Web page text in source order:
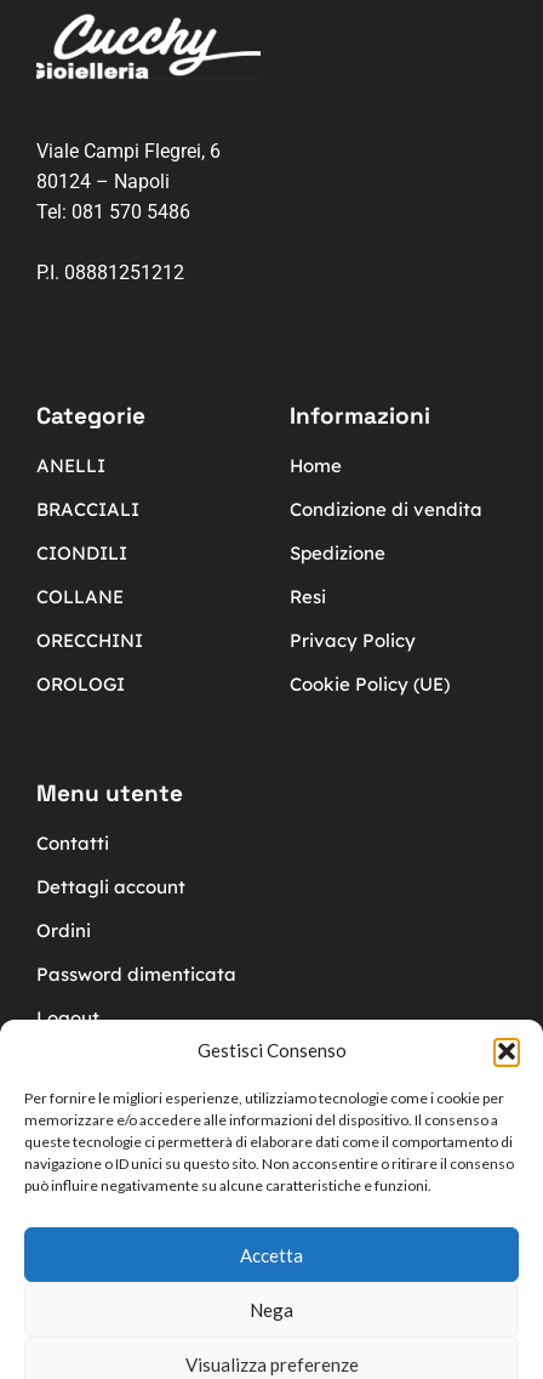
Gestisci Consenso
Per fornire le migliori esperienze, utilizziamo tecnologie come i cookie per
memorizzare e/o accedere alle informazioni del dispositivo. Il consenso a
queste tecnologie ci permetterà di elaborare dati come il comportamento di
navigazione o ID unici su questo sito. Non acconsentire o ritirare il consenso
può influire negativamente su alcune caratteristiche e funzioni.
Accetta
Nega
Visualizza preferenze
Viale Campi Flegrei, 6
80124 – Napoli
Tel: 081 570 5486
P.I. 08881251212
Categorie
ANELLI
BRACCIALI
CIONDILI
COLLANE
ORECCHINI
OROLOGI
Informazioni
Home
Condizione di vendita
Spedizione
Resi
Privacy Policy
Cookie Policy (UE)
Menu utente
Contatti
Dettagli account
Ordini
Password dimenticata
Logout
Copyright © 2024 Cucchy Gioielleria